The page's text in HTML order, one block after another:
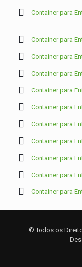
Container para
Container para
Container para
Container para
Container para
Container para
Container para
Container para
Container para
Container para
Container para
© Todos os